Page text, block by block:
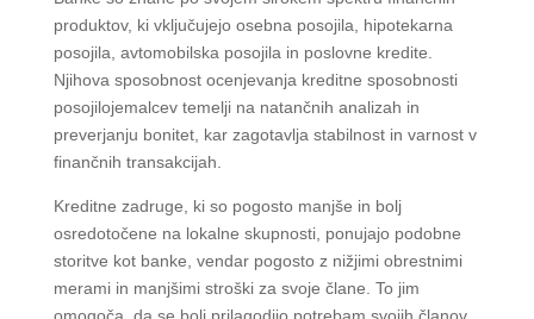
produktov, ki vključujejo osebna posojila, hipotekarna
posojila, avtomobilska posojila in poslovne kredite.
Njihova sposobnost ocenjevanja kreditne sposobnosti
posojilojemalcev temelji na natančnih analizah in
preverjanju bonitet, kar zagotavlja stabilnost in varnost v
finančnih transakcijah.
Kreditne zadruge, ki so pogosto manjše in bolj
osredotočene na lokalne skupnosti, ponujajo podobne
storitve kot banke, vendar pogosto z nižjimi obrestnimi
merami in manjšimi stroški za svoje člane. To jim
omogoča, da se bolj prilagodijo potrebam svojih članov